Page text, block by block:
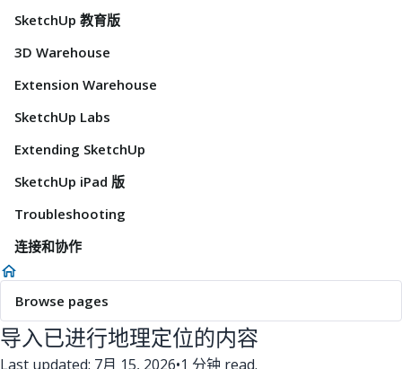
SketchUp 教育版
3D Warehouse
Extension Warehouse
SketchUp Labs
Extending SketchUp
SketchUp iPad 版
Troubleshooting
连接和协作
Browse pages
导入已进行地理定位的内容
Last updated: 7月 15, 2026•1 分钟 read.